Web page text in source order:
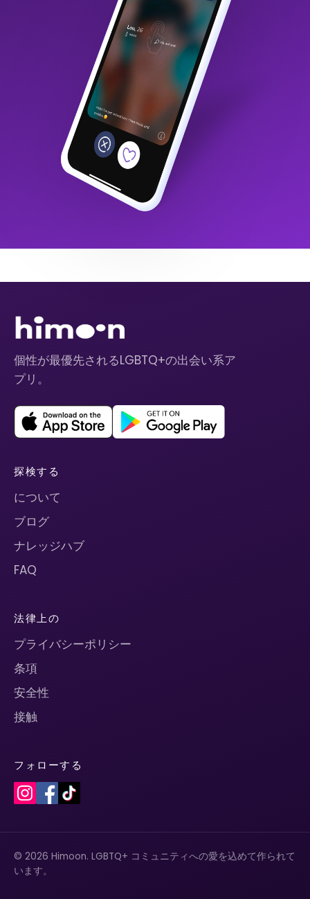
個性が最優先されるLGBTQ+の出会い系ア
プリ。
探検する
について
ブログ
ナレッジハブ
FAQ
法律上の
プライバシーポリシー
条項
安全性
接触
フォローする
© 2026 Himoon. LGBTQ+ コミュニティへの愛を込めて作られて
います。